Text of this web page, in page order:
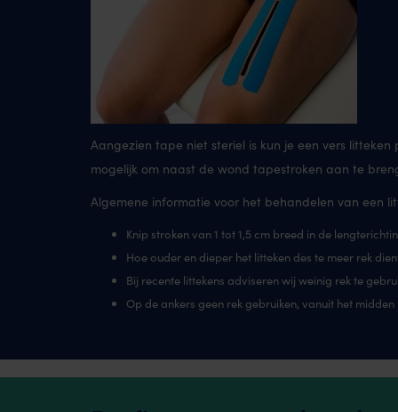
Aangezien tape niet steriel is kun je een vers
mogelijk om naast de wond tapestroken aan te
Algemene informatie voor het behandelen van een
Knip stroken van 1 tot 1,5 cm breed in de
Hoe ouder en dieper het litteken des te meer rek
Bij recente littekens adviseren wij weinig rek te
Op de ankers geen rek gebruiken, vanuit het